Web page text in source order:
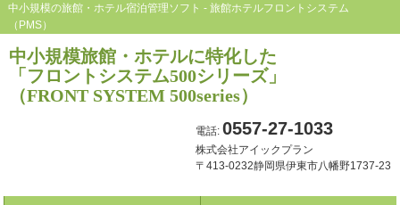
中小規模の旅館・ホテル宿泊管理ソフト - 旅館ホテルフロントシステム
（PMS）
中小規模旅館・ホテルに特化した
「フロントシステム500シリーズ」
（FRONT SYSTEM 500series）
電話: 0557-27-1033
株式会社アイックプラン
〒413-0232静岡県伊東市八幡野1737-23